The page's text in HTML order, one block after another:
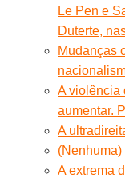
Le Pen e
Duterte,
Mudanças
A violência
aumentar.
A
A extrema